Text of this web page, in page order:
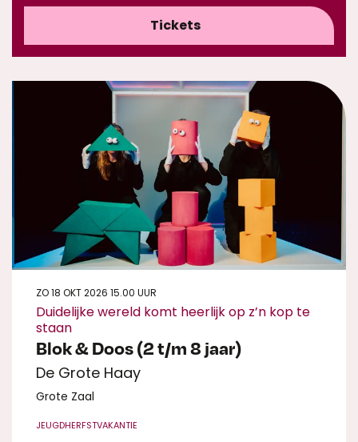
Tickets
Blok & Doos (2 t/m 8 jaar)
De Grote Haay
Duidelijke wereld komt heerlijk op z’n kop te
staan
ZO 18 OKT 2026 15.00 UUR
Grote Zaal
JEUGDHERFSTVAKANTIE